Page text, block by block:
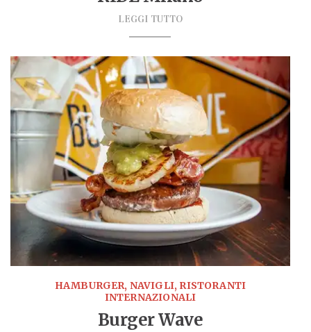
LEGGI TUTTO
HAMBURGER, NAVIGLI, RISTORANTI
INTERNAZIONALI
Burger Wave